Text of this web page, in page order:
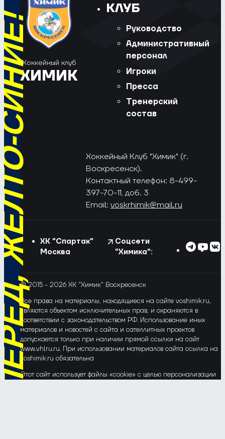
СИНИЕ!
Хоккейный клуб
ХИМИК
КЛУБ
Руководство
Административный
персонал
Игроки
Пресса
Тренерский
состав
Хоккейный Клуб "Химик" (г.
Воскресенск).
Контактный телефон: 8-499-
397-70-11, доб. 3
Email: voskrhimik@mail.ru
ХК "Спартак"
Москва
Соцсети
"Химика":
© 2015 - 2026 ХК "Химик" Воскресенск
Все права на материалы, находящиеся на сайте voshimik.ru,
являются объектом исключительных прав, и охраняются в
соответствии с законодательством РФ. Использование иных
материалов и новостей с сайта и сателлитных проектов
допускается только при наличии прямой ссылки на сайт
www.vhlru.ru. При использовании материалов сайта ссылка на
voshimik.ru обязательна
Этот сайт использует файлы «cookie» с целью персонализации